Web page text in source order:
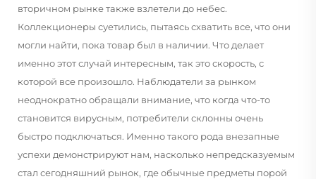
вторичном рынке также взлетели до небес.
Коллекционеры суетились, пытаясь схватить все, что они
могли найти, пока товар был в наличии. Что делает
именно этот случай интересным, так это скорость, с
которой все произошло. Наблюдатели за рынком
неоднократно обращали внимание, что когда что-то
становится вирусным, потребители склонны очень
быстро подключаться. Именно такого рода внезапные
успехи демонстрируют нам, насколько непредсказуемым
стал сегодняшний рынок, где обычные предметы порой